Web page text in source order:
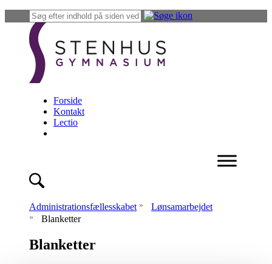
Forside
Kontakt
Lectio
Administrationsfællesskabet » Lønsamarbejdet
» Blanketter
Blanketter